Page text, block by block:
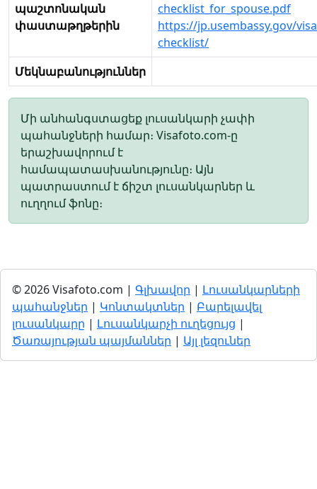
պաշտոնական
փաստաթղթերին
checklist_for_spouse.pdf
https://jp.usembassy.gov/
checklist/
Մեկնաբանություններ
Մի անհանգստացեք լուսանկարի չափի
պահանջների համար։ Visafoto.com-ը
երաշխավորում է
համապատասխանությունը։ Այն
պատրաստում է ճիշտ լուսանկարներ և
ուղղում ֆոնը։
© 2026 Visafoto.com | Գլխավոր | Լուսանկարների
պահանջներ | Կոնտակտներ | Բարելավել
լուսանկարը | Լուսանկարչի ուղեցույց |
Ծառայության պայմաններ | Այլ լեզուներ